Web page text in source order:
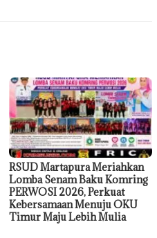
RSUD Martapura Meriahkan
Lomba Senam Baku Komring
PERWOSI 2026, Perkuat
Kebersamaan Menuju OKU
Timur Maju Lebih Mulia